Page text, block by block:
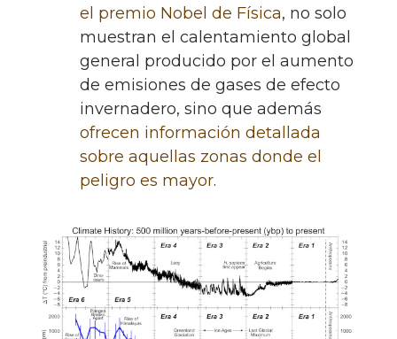
el premio Nobel de Física, no solo
muestran el calentamiento global
general producido por el aumento
de emisiones de gases de efecto
invernadero, sino que además
ofrecen información detallada
sobre aquellas zonas donde el
peligro es mayor.